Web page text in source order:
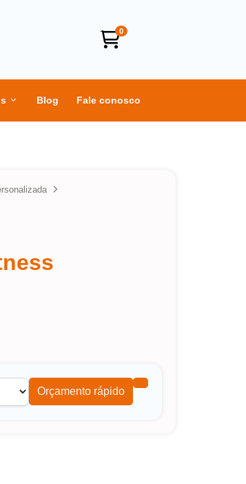
0
Blog Fale conosco
Orçamento rápido